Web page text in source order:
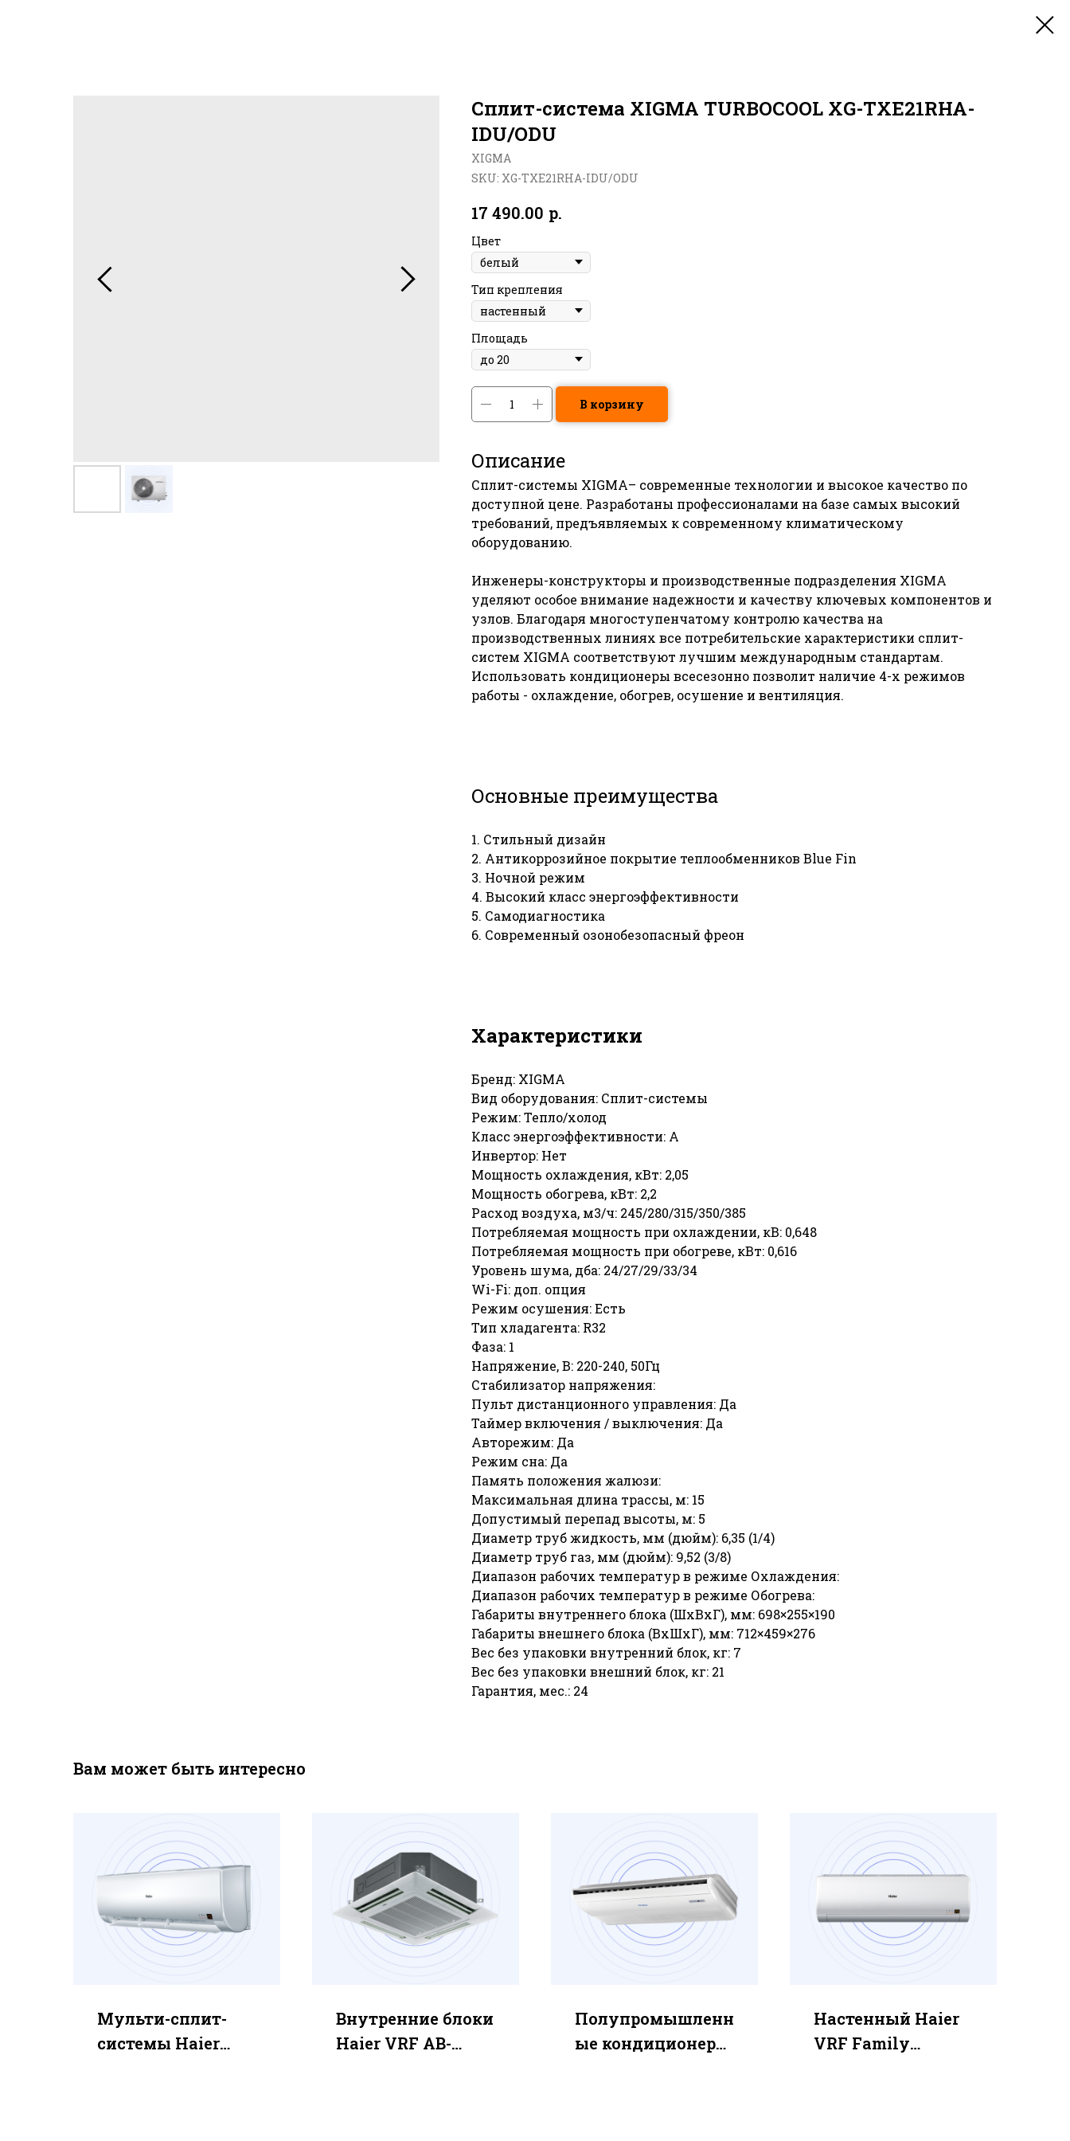
Cплит-система XIGMA TURBOCOOL XG-TХE21RHA-
IDU/ODU
XIGMA
SKU: XG-TХE21RHA-IDU/ODU
17 490.00 р.
Цвет
Тип крепления
Площадь
В корзину
Описание
Сплит-системы XIGMA– современные технологии и высокое качество по
доступной цене. Разработаны профессионалами на базе самых высокий
требований, предъявляемых к современному климатическому
оборудованию.
Инженеры-конструкторы и производственные подразделения XIGMA
уделяют особое внимание надежности и качеству ключевых компонентов и
узлов. Благодаря многоступенчатому контролю качества на
производственных линиях все потребительские характеристики сплит-
систем XIGMA соответствуют лучшим международным стандартам.
Использовать кондиционеры всесезонно позволит наличие 4-х режимов
работы - охлаждение, обогрев, осушение и вентиляция.
Основные преимущества
1. Стильный дизайн
2. Антикоррозийное покрытие теплообменников Blue Fin
3. Ночной режим
4. Высокий класс энергоэффективности
5. Самодиагностика
6. Современный озонобезопасный фреон
Характеристики
Бренд: XIGMA
Вид оборудования: Сплит-системы
Режим: Тепло/холод
Класс энергоэффективности: А
Инвертор: Нет
Мощность охлаждения, кВт: 2,05
Мощность обогрева, кВт: 2,2
Расход воздуха, м3/ч: 245/280/315/350/385
Потребляемая мощность при охлаждении, кВ: 0,648
Потребляемая мощность при обогреве, кВт: 0,616
Уровень шума, дба: 24/27/29/33/34
Wi-Fi: доп. опция
Режим осушения: Есть
Тип хладагента: R32
Фаза: 1
Напряжение, В: 220-240, 50Гц
Стабилизатор напряжения:
Пульт дистанционного управления: Да
Таймер включения / выключения: Да
Авторежим: Да
Режим сна: Да
Память положения жалюзи:
Максимальная длина трассы, м: 15
Допустимый перепад высоты, м: 5
Диаметр труб жидкость, мм (дюйм): 6,35 (1/4)
Диаметр труб газ, мм (дюйм): 9,52 (3/8)
Диапазон рабочих температур в режиме Охлаждения:
Диапазон рабочих температур в режиме Обогрева:
Габариты внутреннего блока (ШхВхГ), мм: 698×255×190
Габариты внешнего блока (ВхШхГ), мм: 712×459×276
Вес без упаковки внутренний блок, кг: 7
Вес без упаковки внешний блок, кг: 21
Гарантия, мес.: 24
Вам может быть интересно
Мульти-сплит-
системы Haier
Внутренние блоки
Haier VRF AB-
Полупромышленн
ые кондиционеры
Настенный Haier
VRF Family